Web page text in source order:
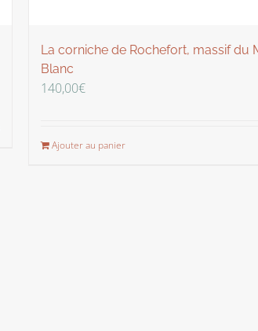
La corniche de Rochefort, massif du
Blanc
140,00€
Ajouter au panier